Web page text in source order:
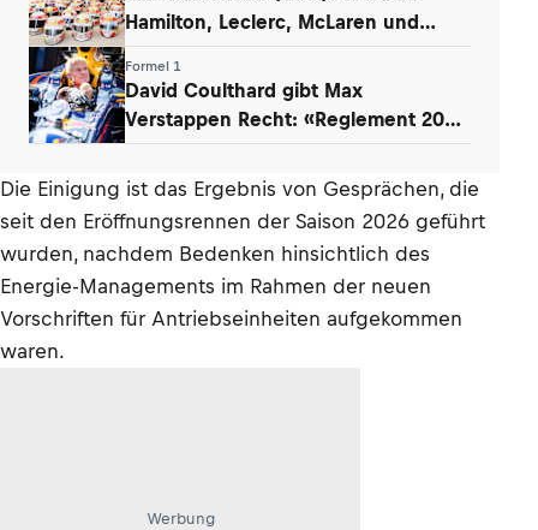
Hamilton, Leclerc, McLaren und
Formel 1
David Coulthard gibt Max
Verstappen Recht: «Reglement 2026
Die Einigung ist das Ergebnis von Gesprächen, die
seit den Eröffnungsrennen der Saison 2026 geführt
wurden, nachdem Bedenken hinsichtlich des
Energie-Managements im Rahmen der neuen
Vorschriften für Antriebseinheiten aufgekommen
waren.
Werbung